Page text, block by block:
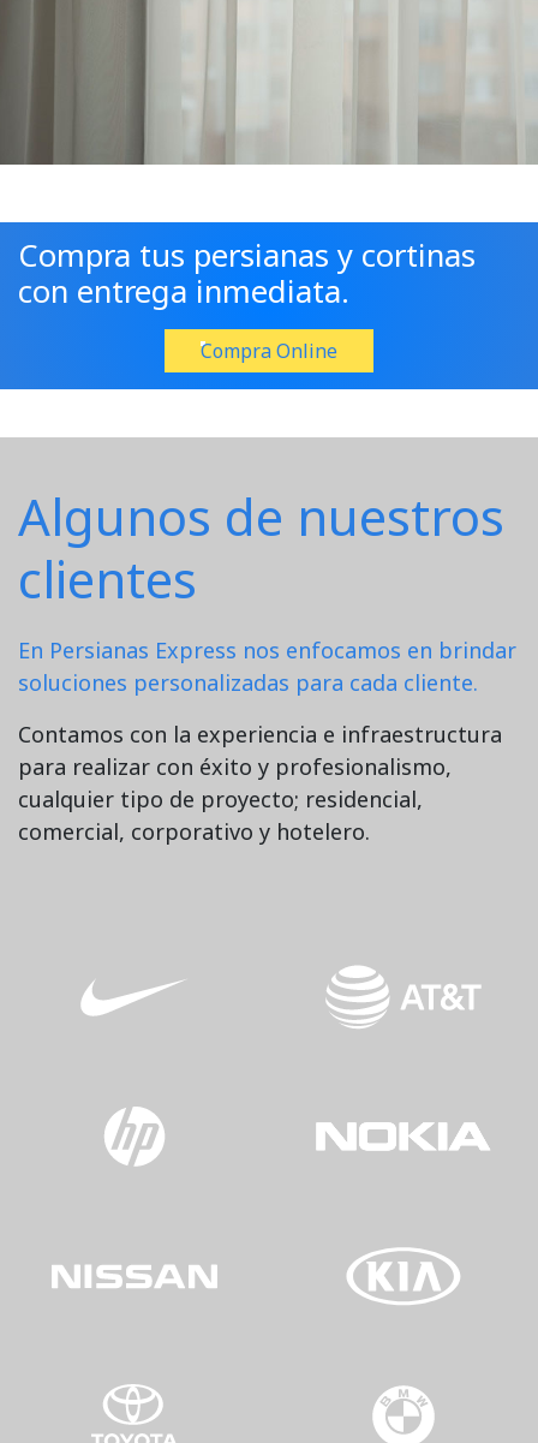
Compra tus persianas y cortinas
con entrega inmediata.
Compra Online
Algunos de nuestros
clientes
En Persianas Express nos enfocamos en brindar
soluciones personalizadas para cada cliente.
Contamos con la experiencia e infraestructura
para realizar con éxito y profesionalismo,
cualquier tipo de proyecto; residencial,
comercial, corporativo y hotelero.